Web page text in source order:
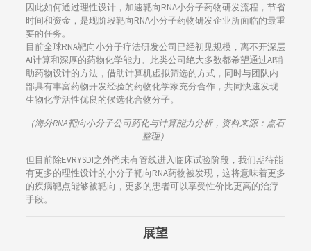
因此如何通过理性设计，加速靶向RNA小分子药物研发流程，节省
时间和资金，是现阶段靶向RNA小分子药物研发企业所面临的最重
要的任务。
目前全球RNA靶向小分子疗法研发公司已经初见规模，离不开深层
AI计算和深厚的药物化学能力。此类公司绝大多数都希望通过AI辅
助药物设计的方法，借助计算机虚拟筛选的方式，同时与团队内
部具有丰富药物开发经验的药物化学家充分合作，共同快速发现
生物化学活性优良的候选化合物分子。
（海外RNA靶向小分子公司药化与计算能力分析，资料来源：点石
整理）
但目前除EVRYSDI之外尚未有管线进入临床试验阶段，我们期待能
有更多的理性设计的小分子靶向RNA药物被发现，这将意味着更多
的疾病靶点能够被靶向，更多的患者可以享受性价比更高的治疗
手段。
展望